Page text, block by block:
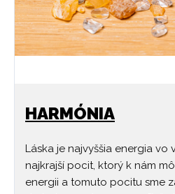
HARMÓNIA
Láska je najvyššia energia vo
najkrajší pocit, ktorý k nám
energii a tomuto pocitu sme